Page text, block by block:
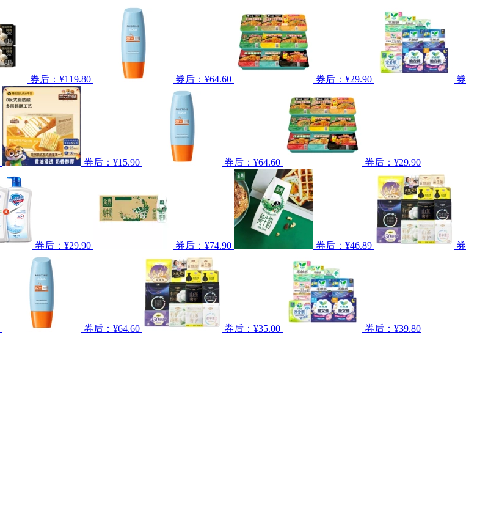
券后：¥119.80 券后：¥64.60 券后：¥29.90 券
券后：¥15.90 券后：¥64.60 券后：¥29.90
券后：¥29.90 券后：¥74.90 券后：¥46.89 券
券后：¥64.60 券后：¥35.00 券后：¥39.80